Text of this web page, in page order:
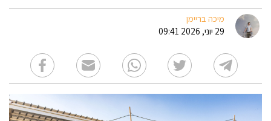
מיכה בריימן
29 יוני, 2026 09:41